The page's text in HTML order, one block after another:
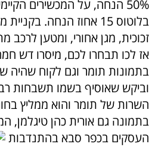
50% הנחה, על המכשירים
בלוטוס 15 אחוז הנחה.
זכוכית, מגן אחורי, ומטען לרכב
אז לכו תבחרו לכם, מיסרו דש
בתמונות תומר וגם לקוח שהיה
וביקש שאוסיף בשמו תשבחות
השרות של תומר והוא ממליץ
בתמונה גם אורית כהן טיגלמן,
העסקים בכפר סבא בהתנדבות